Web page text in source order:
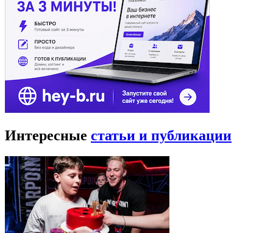
Интересные статьи и публикации